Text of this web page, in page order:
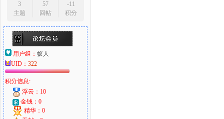
3
主题
57
回帖
-11
积分
用户组： 蚁人
UID： 322
积分信息:
浮云：10
金钱：0
精华：0